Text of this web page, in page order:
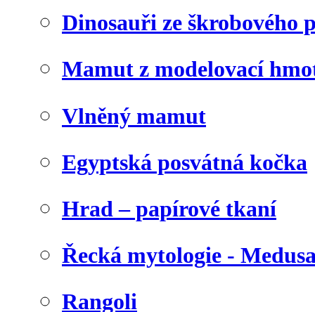
Dinosauři ze škrobového
Mamut z modelovací
Vlněný mamut
Egyptská posvátná kočka
Hrad – papírové tkaní
Řecká mytologie -
Rangoli